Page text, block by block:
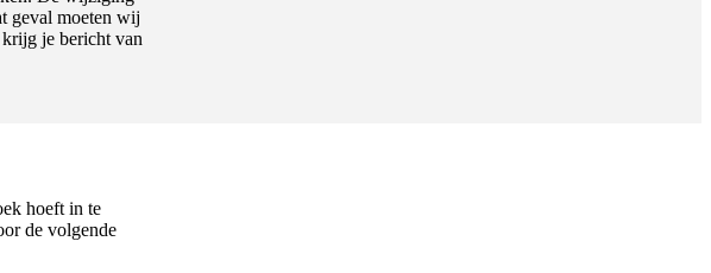
geval moeten wij
je bericht van
hoeft in te
de volgende